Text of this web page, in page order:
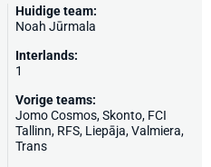
Huidige team:
Noah Jūrmala
Interlands:
1
Vorige teams:
Jomo Cosmos, Skonto, FCI
Tallinn, RFS, Liepāja,Valmiera,
Trans